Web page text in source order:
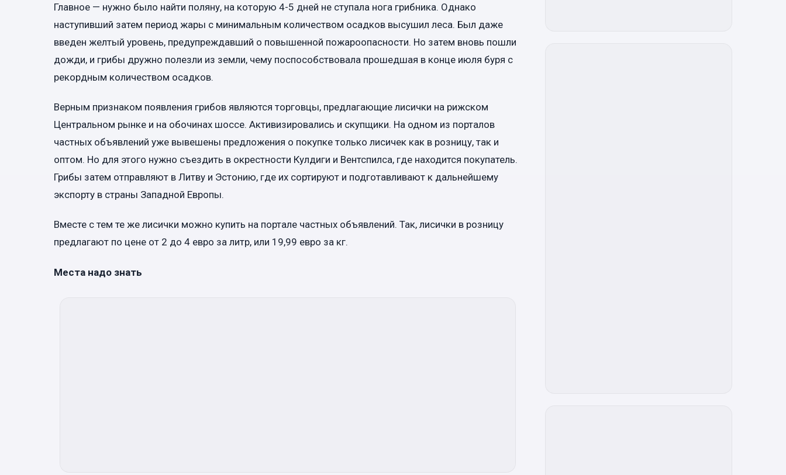
Главное — нужно было найти поляну, на которую 4-5 дней не ступала нога грибника. Однако
наступивший затем период жары с минимальным количеством осадков высушил леса. Был даже
введен желтый уровень, предупреждавший о повышенной пожароопасности. Но затем вновь пошли
дожди, и грибы дружно полезли из земли, чему поспособствовала прошедшая в конце июля буря с
рекордным количеством осадков.
Верным признаком появления грибов являются торговцы, предлагающие лисички на рижском
Центральном рынке и на обочинах шоссе. Активизировались и скупщики. На одном из порталов
частных объявлений уже вывешены предложения о покупке только лисичек как в розницу, так и
оптом. Но для этого нужно съездить в окрестности Кулдиги и Вентспилса, где находится покупатель.
Грибы затем отправляют в Литву и Эстонию, где их сортируют и подготавливают к дальнейшему
экспорту в страны Западной Европы.
Вместе с тем те же лисички можно купить на портале частных объявлений. Так, лисички в розницу
предлагают по цене от 2 до 4 евро за литр, или 19,99 евро за кг.
Места надо знать